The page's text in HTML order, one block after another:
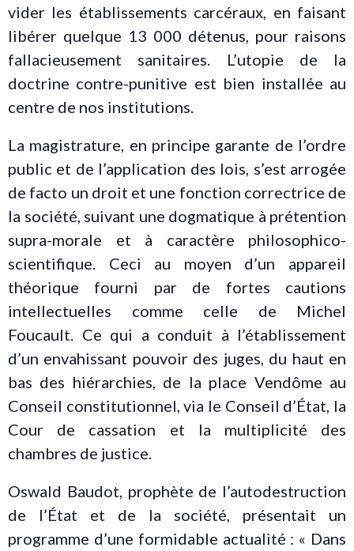
vider les établissements carcéraux, en faisant
libérer quelque 13 000 détenus, pour raisons
fallacieusement sanitaires. L’utopie de la
doctrine contre-punitive est bien installée au
centre de nos institutions.
La magistrature, en principe garante de l’ordre
public et de l’application des lois, s’est arrogée
de facto un droit et une fonction correctrice de
la société, suivant une dogmatique à prétention
supra-morale et à caractère philosophico-
scientifique. Ceci au moyen d’un appareil
théorique fourni par de fortes cautions
intellectuelles comme celle de Michel
Foucault. Ce qui a conduit à l’établissement
d’un envahissant pouvoir des juges, du haut en
bas des hiérarchies, de la place Vendôme au
Conseil constitutionnel, via le Conseil d’État, la
Cour de cassation et la multiplicité des
chambres de justice.
Oswald Baudot, prophète de l’autodestruction
de l’État et de la société, présentait un
programme d’une formidable actualité : « Dans